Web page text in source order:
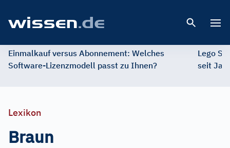
Einmalkauf versus Abonnement: Welches
Software-Lizenzmodell passt zu Ihnen?
Lego
seit
Lexikon
Braun